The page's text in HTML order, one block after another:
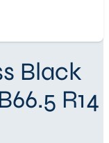
Black
R14